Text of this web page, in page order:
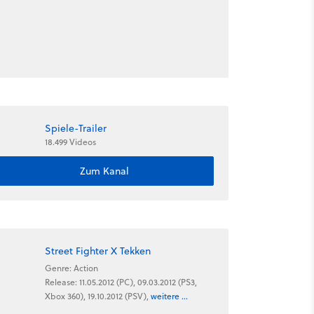
Spiele-Trailer
18.499 Videos
Zum Kanal
Street Fighter X Tekken
Genre: Action
Release: 11.05.2012 (PC), 09.03.2012 (PS3,
Xbox 360), 19.10.2012 (PSV), weitere ...